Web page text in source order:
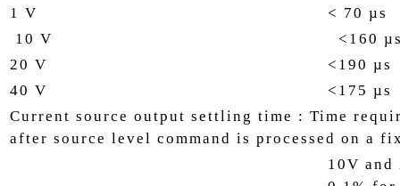
1 V
< 70 µs
10 V
<160
20 V
<190 µs
40 V
<175 µs
Current source output settling time : Time
after source level command is processed on a
10V